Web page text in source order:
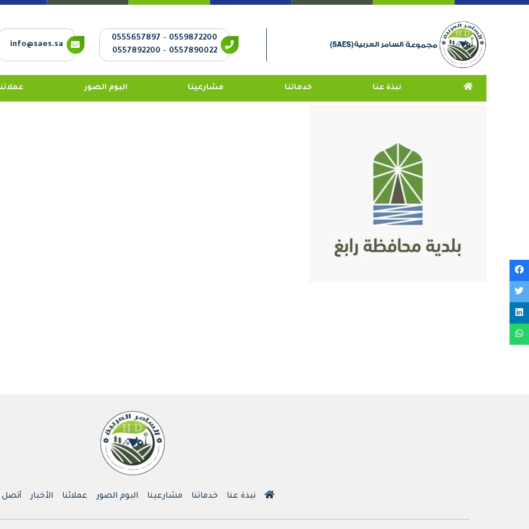
0559872200
-
0555657897
0557890022
-
0557892200
info@saes.sa
نبذة عنا خدماتنا مشارعينا البوم الصور
نبذة عنا خدماتنا مشارعينا البوم الصور عملائنا الأخبار أتصل